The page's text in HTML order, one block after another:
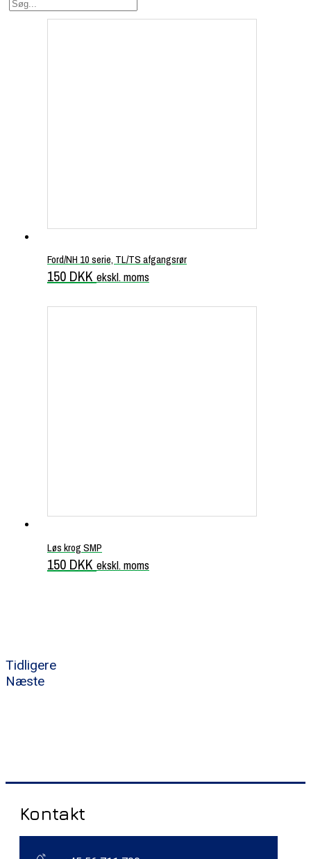
Ford/NH 10 serie, TL/TS afgangsrør
150 DKK ekskl. moms
Løs krog SMP
150 DKK ekskl. moms
Tidligere
Næste
Kontakt